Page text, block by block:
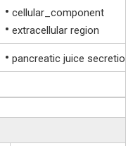
• cellular_component
• extracellular region
• pancreatic juice secretion